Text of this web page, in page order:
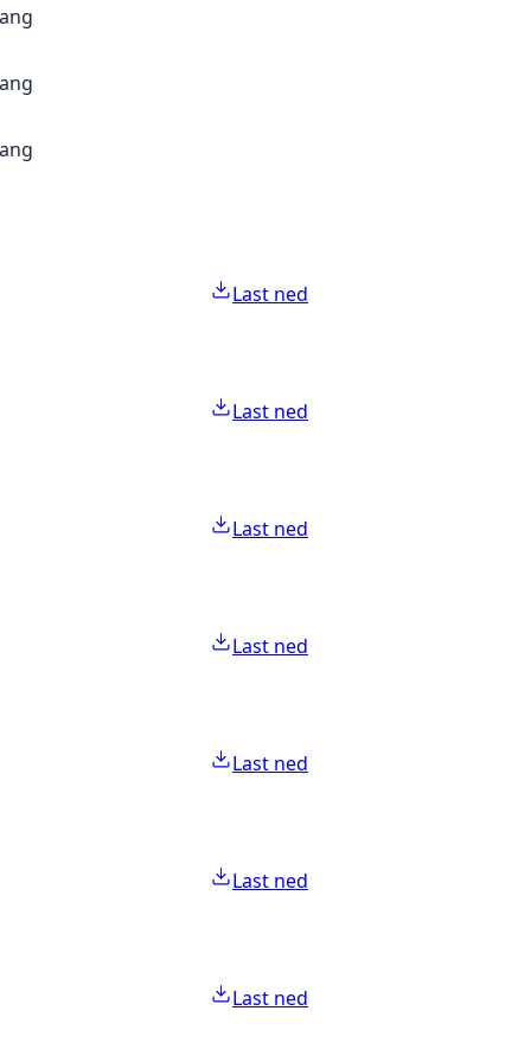
Last ned
Last ned
Last ned
Last ned
Last ned
Last ned
Last ned